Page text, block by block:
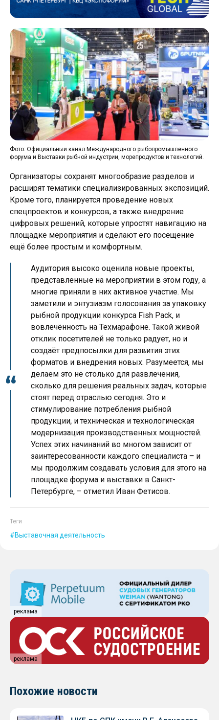
Фото: Официальный канал Международного рыбопромышленного
форума и Выставки рыбной индустрии, морепродуктов и технологий.
Организаторы сохранят многообразие разделов и
расширят тематики специализированных экспозиций.
Кроме того, планируется проведение новых
спецпроектов и конкурсов, а также внедрение
цифровых решений, которые упростят навигацию на
площадке мероприятия и сделают его посещение
ещё более простым и комфортным.
Аудитория высоко оценила новые проекты,
представленные на мероприятии в этом году, а
многие приняли в них активное участие. Мы
заметили и энтузиазм голосования за упаковку
рыбной продукции конкурса Fish Pack, и
вовлечённость на Техмарафоне. Такой живой
отклик посетителей не только радует, но и
создаёт предпосылки для развития этих
форматов и внедрения новых. Разумеется, мы
делаем это не столько для развлечения,
сколько для решения реальных задач, которые
стоят перед отраслью сегодня. Это и
стимулирование потребления рыбной
продукции, и техническая и технологическая
модернизация производственных мощностей.
Успех этих начинаний во многом зависит от
заинтересованности каждого специалиста – и
мы продолжим создавать условия для этого на
площадке форума и выставки в Санкт-
Петербурге, – отметил Иван Фетисов.
Теги
Выставочная деятельность
реклама
реклама
Похожие новости